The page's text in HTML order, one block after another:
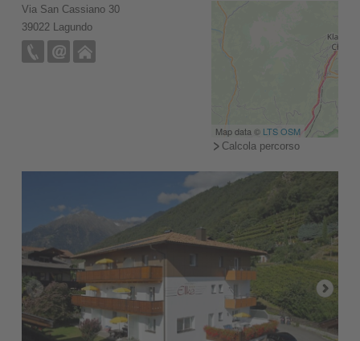
Via San Cassiano 30
39022 Lagundo
Map data © LTS OSM
Calcola percorso